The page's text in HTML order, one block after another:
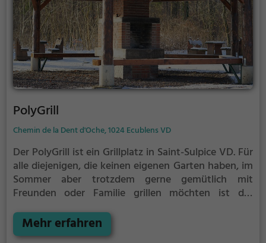
PolyGrill
Chemin de la Dent d'Oche, 1024 Ecublens VD
Der PolyGrill ist ein Grillplatz in Saint-Sulpice VD. Für
alle diejenigen, die keinen eigenen Garten haben, im
Sommer aber trotzdem gerne gemütlich mit
Freunden oder Familie grillen möchten ist der
Grillplatzes: keine Nachbarn. Hier kann eine Feier
ruhig auch mal bis spät in die Nacht gehen und
Mehr erfahren